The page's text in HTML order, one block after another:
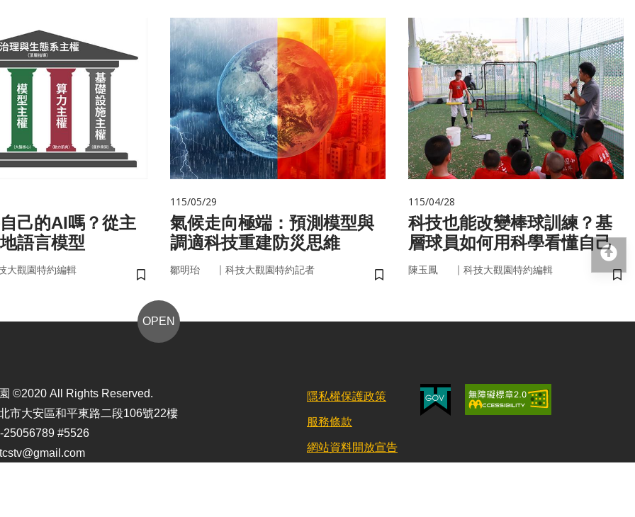
己的AI嗎？從主
語言模型
大觀園特約編輯
儲存書籤
115/05/29
氣候走向極端：預測模型與
調適科技重建防災思維
鄒明珆 ｜ 科技大觀園特約記者
儲存書籤
115/04/28
科技也能改變棒球訓練？基
層球員如何用科學看懂自己
陳玉鳳 ｜ 科技大觀園特約編輯
儲
OPEN
©2020 All Rights Reserved.
市大安區和平東路二段106號22樓
25056789 #5526
隱私權保護政策
服務條款
網站資料開放宣告
回